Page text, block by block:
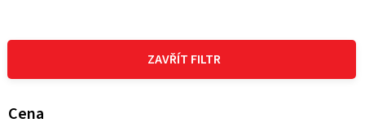
ZAVŘÍT FILTR
Cena
V
p
i